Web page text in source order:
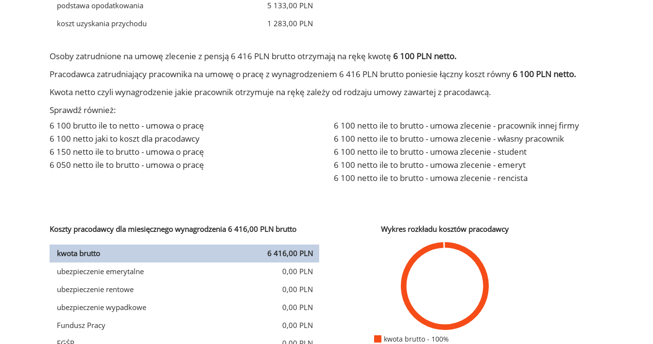
podstawa opodatkowania
5 133,00 PLN
koszt uzyskania przychodu
1 283,00 PLN
Osoby zatrudnione na umowę zlecenie z pensją 6 416 PLN brutto otrzymają na rękę kwotę 6 100 PLN netto.
Pracodawca zatrudniający pracownika na umowę o pracę z wynagrodzeniem 6 416 PLN brutto poniesie łączny koszt równy 6 100 PLN netto.
Kwota netto czyli wynagrodzenie jakie pracownik otrzymuje na rękę zależy od rodzaju umowy zawartej z pracodawcą.
Sprawdź również:
6 100 brutto ile to netto - umowa o pracę
6 100 netto jaki to koszt dla pracodawcy
6 150 netto ile to brutto - umowa o pracę
6 050 netto ile to brutto - umowa o pracę
6 100 netto ile to brutto - umowa zlecenie - pracownik innej firmy
6 100 netto ile to brutto - umowa zlecenie - własny pracownik
6 100 netto ile to brutto - umowa zlecenie - student
6 100 netto ile to brutto - umowa zlecenie - emeryt
6 100 netto ile to brutto - umowa zlecenie - rencista
Koszty pracodawcy dla miesięcznego wynagrodzenia 6 416,00 PLN brutto
kwota brutto
6 416,00 PLN
ubezpieczenie emerytalne
0,00 PLN
ubezpieczenie rentowe
0,00 PLN
ubezpieczenie wypadkowe
0,00 PLN
Fundusz Pracy
0,00 PLN
Wykres rozkładu kosztów pracodawcy
kwota brutto - 100%